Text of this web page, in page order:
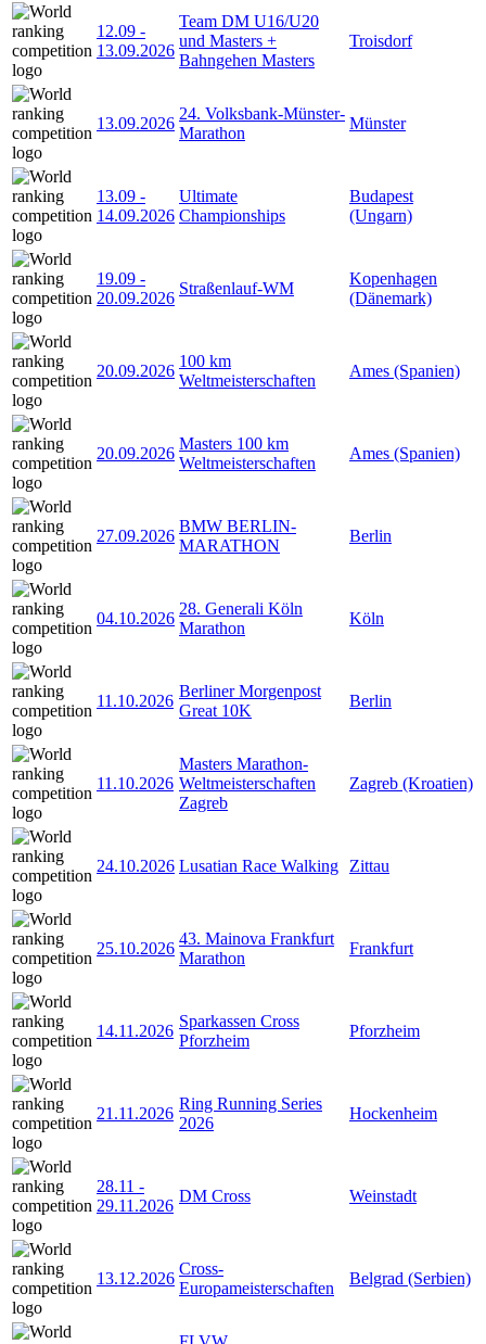
12.09 -
13.09.2026
Team DM U16/U20
und Masters +
Bahngehen Masters
Troisdorf
13.09.2026
24. Volksbank-Münster-
Marathon
Münster
13.09 -
14.09.2026
Ultimate
Championships
Budapest
(Ungarn)
19.09 -
20.09.2026
Straßenlauf-WM
Kopenhagen
(Dänemark)
20.09.2026
100 km
Weltmeisterschaften
Ames (Spanien)
20.09.2026
Masters 100 km
Weltmeisterschaften
Ames (Spanien)
27.09.2026
BMW BERLIN-
MARATHON
Berlin
04.10.2026
28. Generali Köln
Marathon
Köln
11.10.2026
Berliner Morgenpost
Great 10K
Berlin
11.10.2026
Masters Marathon-
Weltmeisterschaften
Zagreb
Zagreb (Kroatien)
24.10.2026 Lusatian Race Walking Zittau
25.10.2026
43. Mainova Frankfurt
Marathon
Frankfurt
14.11.2026
Sparkassen Cross
Pforzheim
Pforzheim
21.11.2026
Ring Running Series
2026
Hockenheim
28.11 -
29.11.2026
DM Cross Weinstadt
13.12.2026
Cross-
Europameisterschaften
Belgrad (Serbien)